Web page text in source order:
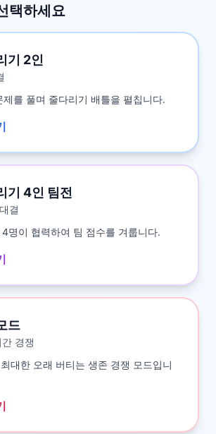
택하세요
기 2인
제를 풀며 줄다리기 배틀을 펼칩니다.
기 4인 팀전
결
명이 협력하여 팀 점수를 겨룹니다.
드
경쟁
대한 오래 버티는 생존 경쟁 모드입니